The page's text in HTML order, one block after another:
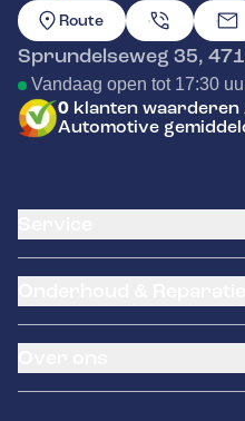
GA NAAR DE HOMEPAGINA
Route
Sprundelseweg 35,
Vandaag open tot 17:30
0 klanten waarderen
Automotive
Banden service
Klantenkaart
Schade en reparatie